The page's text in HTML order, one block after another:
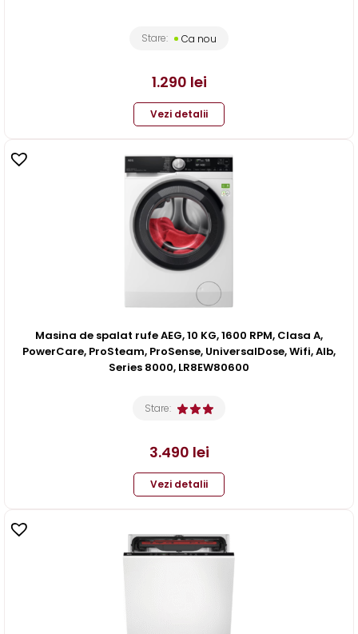
Stare: Ca nou
1.290 lei
Vezi detalii
Masina de spalat rufe AEG, 10 KG, 1600 RPM, Clasa A,
PowerCare, ProSteam, ProSense, UniversalDose, Wifi, Alb,
Series 8000, LR8EW80600
Stare:
3.490 lei
Vezi detalii